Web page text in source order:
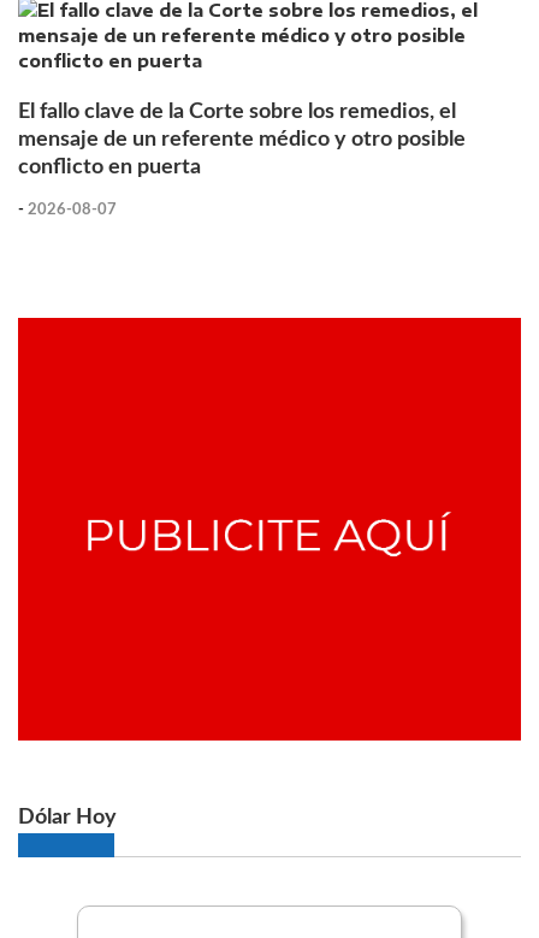
El fallo clave de la Corte sobre los remedios, el
mensaje de un referente médico y otro posible
conflicto en puerta
- 2026-08-07
Dólar Hoy